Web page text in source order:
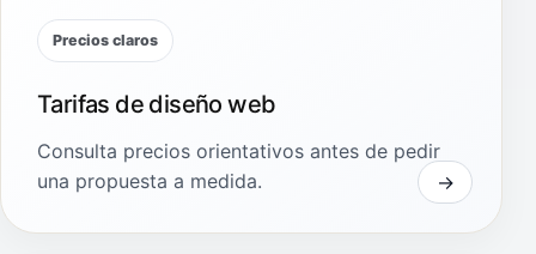
Precios claros
Tarifas de diseño web
Consulta precios orientativos antes de pedir
una propuesta a medida.